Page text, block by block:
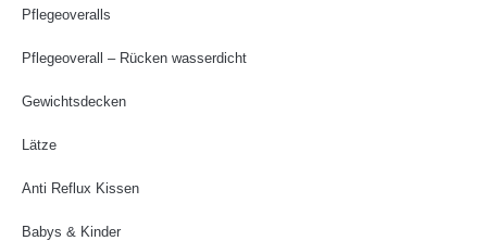
Pflegeoveralls
Pflegeoverall – Rücken wasserdicht
Gewichtsdecken
Lätze
Anti Reflux Kissen
Babys & Kinder